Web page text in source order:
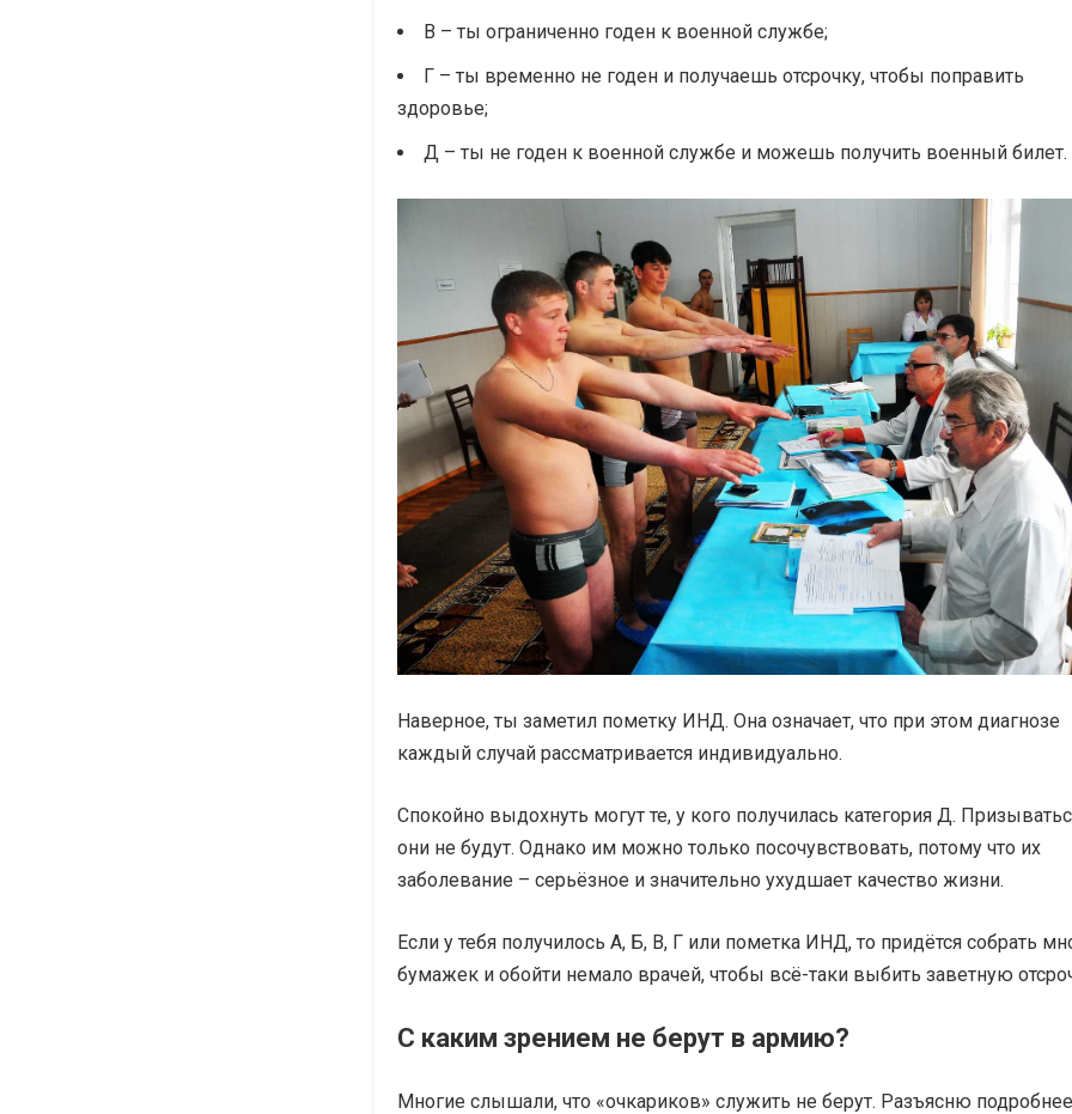
В – ты ограниченно годен к военной службе;
Г – ты временно не годен и получаешь отсрочку, чтобы поправить
здоровье;
Д – ты не годен к военной службе и можешь получить военный билет.
Наверное, ты заметил пометку ИНД. Она означает, что при этом диагнозе
каждый случай рассматривается индивидуально.
Спокойно выдохнуть могут те, у кого получилась категория Д.
они не будут. Однако им можно только посочувствовать, потому что их
заболевание – серьёзное и значительно ухудшает качество жизни.
Если у тебя получилось А, Б, В, Г или пометка ИНД, то придётся собрать
бумажек и обойти немало врачей, чтобы всё-таки выбить заветную
С каким зрением не берут в армию?
Многие слышали, что «очкариков» служить не берут. Разъясню